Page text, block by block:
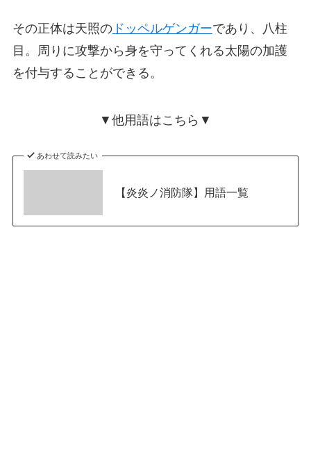
その正体は天照のドッペルゲンガーであり、八柱
目。周りに攻撃から身を守ってくれる太陽の加護
を付与することができる。
▼他用語はこちら▼
あわせて読みたい
【炎炎ノ消防隊】用語一覧